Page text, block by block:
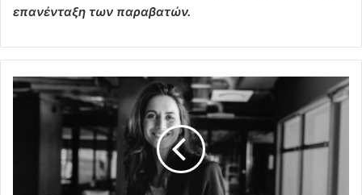
επανένταξη των παραβατών.